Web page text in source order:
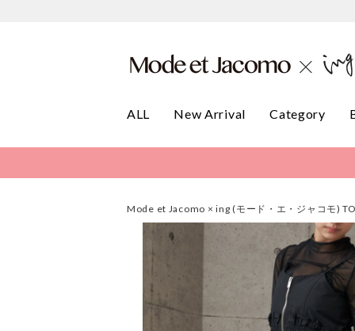
ALL New Arrival Category
Mode et Jacomo × ing (モード・エ・ジャコモ)